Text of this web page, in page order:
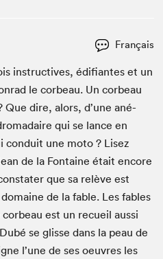
Français
instruc­tives, édi­fi­antes et un
le cor­beau. Un cor­beau
Que dire, alors, d’une ané­
qui se lance en
con­duit une moto ? Lisez
de la Fontaine était encore
que sa relève est
de la fable. Les fables
est un recueil aus­si
se glisse dans la peau de
l’une de ses oeu­vres les